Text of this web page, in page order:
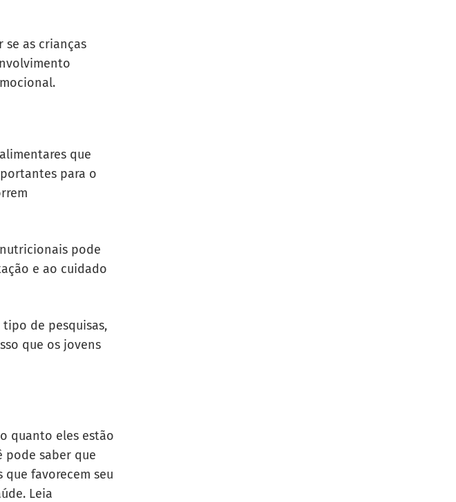
se as crianças
que
para o
pode
e ao cuidado
de pesquisas,
que os jovens
quanto eles estão
pode saber que
favorecem seu
Leia